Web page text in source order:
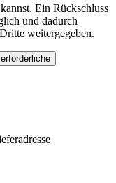
Ein Rückschluss
und dadurch
weitergegeben.